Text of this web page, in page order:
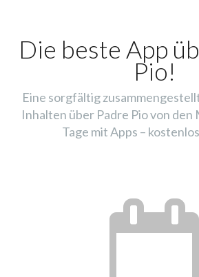
Die beste App
Pio!
Eine sorgfältig
Inhalten über Padre Pio von den
Tage mit Apps –